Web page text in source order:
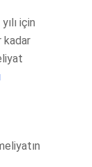
için
kadar